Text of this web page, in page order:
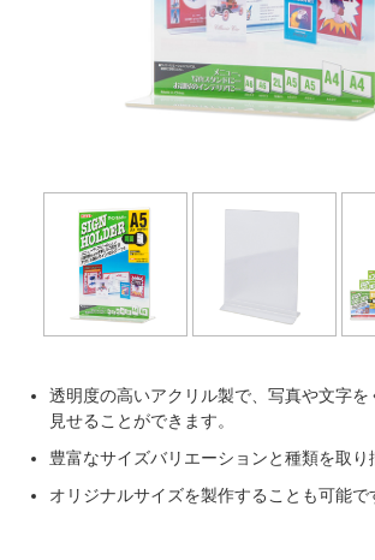
透明度の高いアクリル製で、写真や文字を
見せることができます。
豊富なサイズバリエーションと種類を取り
オリジナルサイズを製作することも可能で